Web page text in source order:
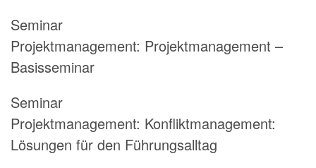
Seminar
Projektmanagement: Projektmanagement –
Basisseminar
Seminar
Projektmanagement: Konfliktmanagement:
Lösungen für den Führungsalltag